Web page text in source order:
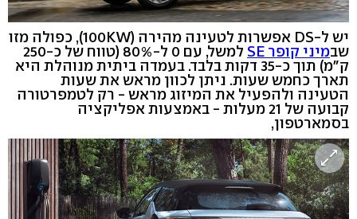
יש ל-DS אפשרות לטעינה מהירה (100KW), כפולה מזו
שבמיני קופר SE למשל, עם 0 ל-80% (טווח של כ-250
ק"מ) תוך כ-35 דקות בלבד. בעמדה ביתית מנוהלת היא
תארך כחמש שעות. ניתן לכוון מראש את שעות
הטעינה ולהפעיל את המיזוג מראש - רק לטמפרטורה
קבועה של 21 מעלות - באמצעות אפליקציה
בסמארטפון,